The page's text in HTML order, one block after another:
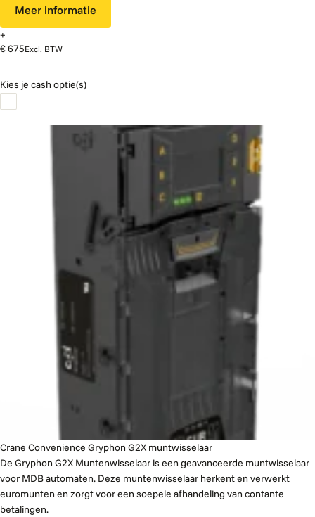
Meer informatie
+
€ 675Excl. BTW
Kies je cash optie(s)
Crane Convenience Gryphon G2X muntwisselaar
De Gryphon G2X Muntenwisselaar is een geavanceerde muntwisselaar
voor MDB automaten. Deze muntenwisselaar herkent en verwerkt
euromunten en zorgt voor een soepele afhandeling van contante
betalingen.